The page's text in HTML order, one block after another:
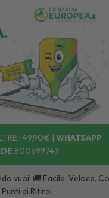
I 49,90€ | WHATSAPP
800699743
vuoi! 🚚 Facile, Veloce,
di Ritiro.